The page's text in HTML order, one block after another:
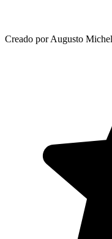
Creado por Augusto Michel